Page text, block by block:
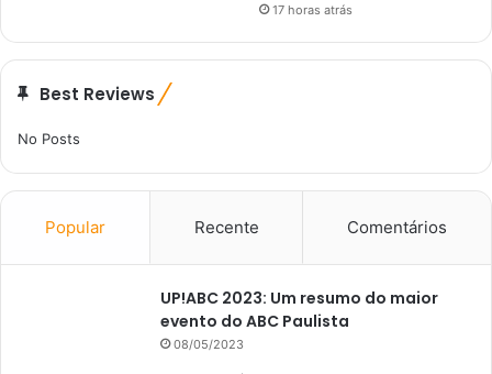
17 horas atrás
Best Reviews
No Posts
Popular Recente Comentários
UP!ABC 2023: Um resumo do maior
evento do ABC Paulista
08/05/2023